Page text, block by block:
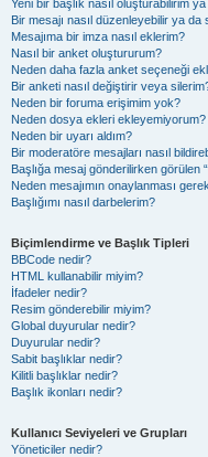
Yeni bir başlık nasıl oluşturabilirim
Bir mesajı nasıl düzenleyebilir ya da
Mesajıma bir imza nasıl eklerim?
Nasıl bir anket oluştururum?
Neden daha fazla anket seçeneği
Bir anketi nasıl değiştirir veya
Neden bir foruma erişimim yok?
Neden dosya ekleri ekleyemiyorum?
Neden bir uyarı aldım?
Bir moderatöre mesajları nasıl
Başlığa mesaj gönderilirken görülen
Neden mesajımın onaylanması
Başlığımı nasıl darbelerim?
Biçimlendirme ve Başlık Tipleri
BBCode nedir?
HTML kullanabilir miyim?
İfadeler nedir?
Resim gönderebilir miyim?
Global duyurular nedir?
Duyurular nedir?
Sabit başlıklar nedir?
Kilitli başlıklar nedir?
Başlık ikonları nedir?
Kullanıcı Seviyeleri ve Grupları
Yöneticiler nedir?